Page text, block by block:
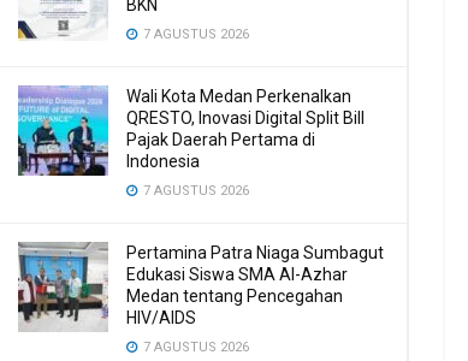
BKN
7 AGUSTUS 2026
Wali Kota Medan Perkenalkan
QRESTO, Inovasi Digital Split Bill
Pajak Daerah Pertama di
Indonesia
7 AGUSTUS 2026
Pertamina Patra Niaga Sumbagut
Edukasi Siswa SMA Al-Azhar
Medan tentang Pencegahan
HIV/AIDS
7 AGUSTUS 2026